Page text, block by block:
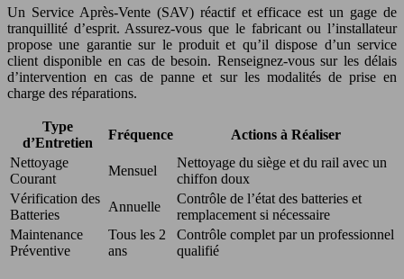
Un Service Après-Vente (SAV) réactif et efficace est un gage de
tranquillité d’esprit. Assurez-vous que le fabricant ou l’installateur
propose une garantie sur le produit et qu’il dispose d’un service
client disponible en cas de besoin. Renseignez-vous sur les délais
d’intervention en cas de panne et sur les modalités de prise en
charge des réparations.
Type
d’Entretien
Fréquence
Actions à Réaliser
Nettoyage
Courant
Mensuel
Nettoyage du siège et du rail avec un
chiffon doux
Vérification des
Batteries
Annuelle
Contrôle de l’état des batteries et
remplacement si nécessaire
Maintenance
Préventive
Tous les 2
ans
Contrôle complet par un professionnel
qualifié